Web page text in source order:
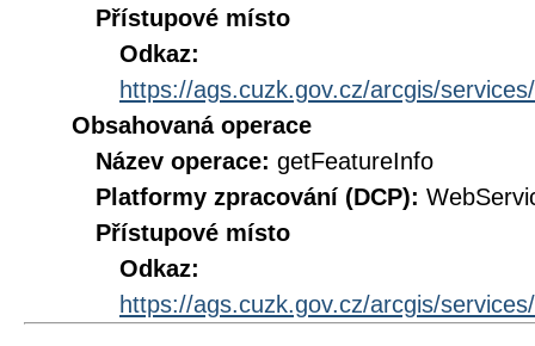
Přístupové místo
Odkaz:
https://ags.cuzk.gov.cz/arcgis/
Obsahovaná operace
Název operace: getFeatureInfo
Platformy zpracování (DCP):
Přístupové místo
Odkaz:
https://ags.cuzk.gov.cz/arcgis/